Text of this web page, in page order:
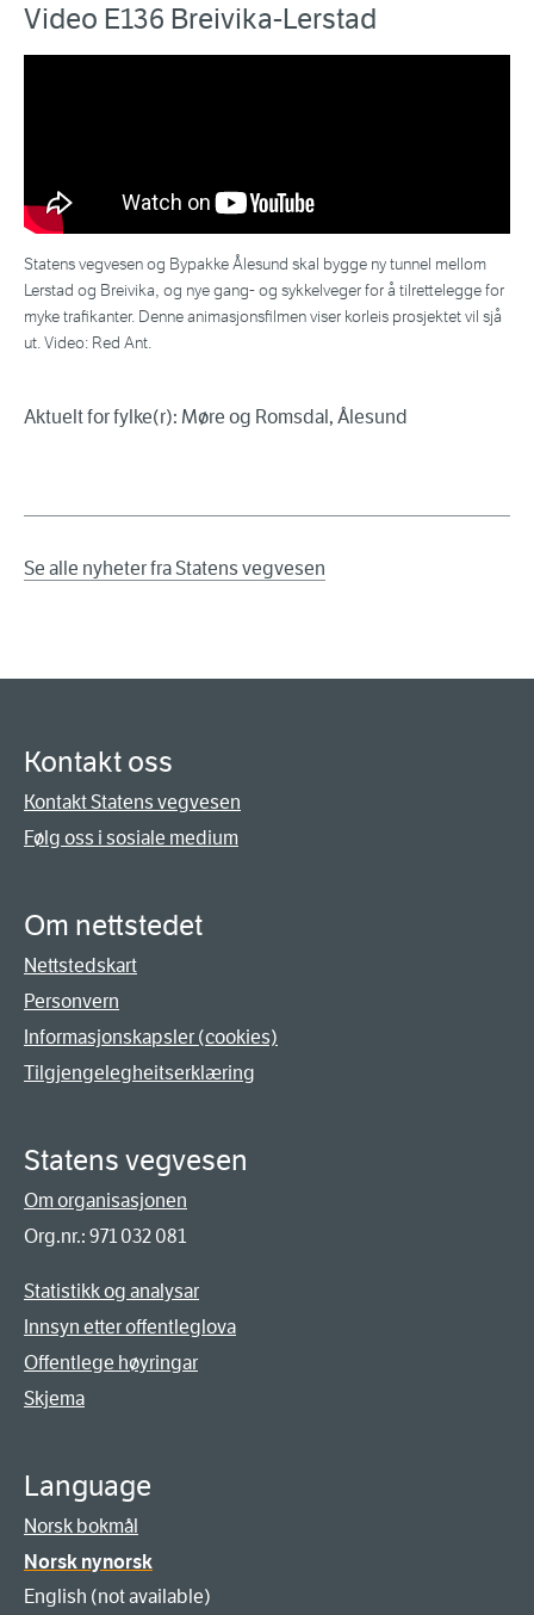
Video E136 Breivika-Lerstad
Statens vegvesen og Bypakke Ålesund skal bygge ny tunnel mellom
Lerstad og Breivika, og nye gang- og sykkelveger for å tilrettelegge for
myke trafikanter. Denne animasjonsfilmen viser korleis prosjektet vil sjå
ut. Video: Red Ant.
Aktuelt for fylke(r): Møre og Romsdal, Ålesund
Se alle nyheter fra Statens vegvesen
Kontakt oss
Kontakt Statens vegvesen
Følg oss i sosiale medium
Om nettstedet
Nettstedskart
Personvern
Informasjonskapsler (cookies)
Tilgjengelegheitserklæring
Statens vegvesen
Om organisasjonen
Org.nr.: 971 032 081
Statistikk og analysar
Innsyn etter offentleglova
Offentlege høyringar
Skjema
Language
Norsk bokmål
Norsk nynorsk
English (not available)